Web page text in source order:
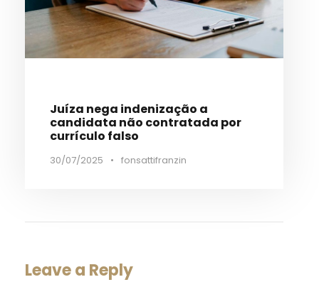
Juíza nega indenização a
candidata não contratada por
currículo falso
30/07/2025 • fonsattifranzin
Leave a Reply